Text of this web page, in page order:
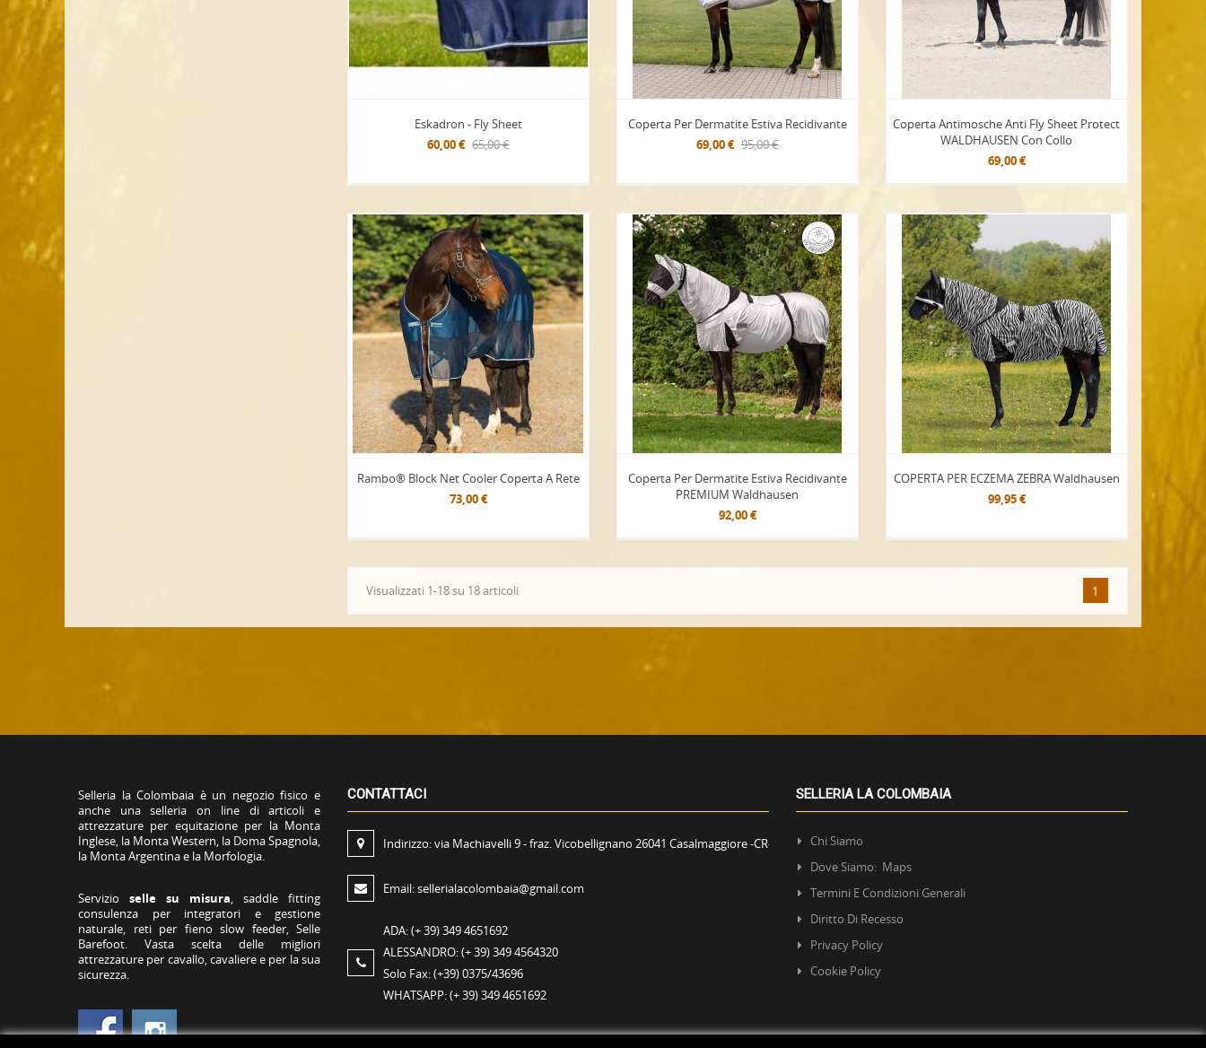
Eskadron - Fly Sheet
60,00 € 65,00 €
Coperta Per Dermatite Estiva Recidivante
69,00 € 95,00 €
Coperta Antimosche Anti Fly Sheet Protect
WALDHAUSEN Con Collo
69,00 €
Rambo® Block Net Cooler Coperta A Rete
73,00 €
Coperta Per Dermatite Estiva Recidivante
PREMIUM Waldhausen
92,00 €
COPERTA PER ECZEMA ZEBRA Waldhausen
99,95 €
Visualizzati 1-18 su 18 articoli 1
Selleria la Colombaia è un negozio fisico e
anche una selleria on line di articoli e
attrezzature per equitazione per la Monta
Inglese, la Monta Western, la Doma Spagnola,
la Monta Argentina e la Morfologia.
Servizio selle su misura, saddle fitting
consulenza per integratori e gestione
naturale, reti per fieno slow feeder, Selle
Barefoot. Vasta scelta delle migliori
attrezzature per cavallo, cavaliere e per la sua
sicurezza.
CONTATTACI
Indirizzo:via Machiavelli 9 - fraz. Vicobellignano 26041 Casalmaggiore -CR-
Email:sellerialacolombaia@gmail.com
ADA:(+ 39) 349 4651692
ALESSANDRO:(+ 39) 349 4564320
Solo Fax:(+39) 0375/43696
WHATSAPP:(+ 39) 349 4651692
SELLERIA LA COLOMBAIA
Chi Siamo
Dove Siamo: Maps
Termini E Condizioni Generali
Diritto Di Recesso
Privacy Policy
Cookie Policy